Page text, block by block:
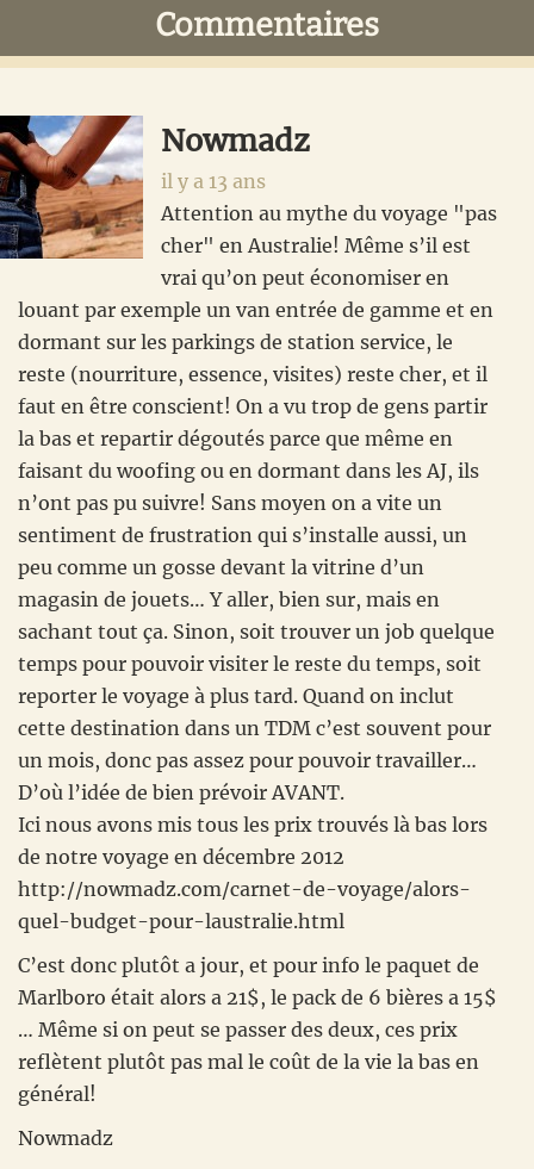
Interactions
du
Commentaires
Nowmadz
il y a 13 ans
Attention au mythe du voyage "pas
cher" en Australie! Même s’il est
vrai qu’on peut économiser en
louant par exemple un van entrée de gamme et en
dormant sur les parkings de station service, le
reste (nourriture, essence, visites) reste cher, et il
faut en être conscient! On a vu trop de gens partir
la bas et repartir dégoutés parce que même en
faisant du woofing ou en dormant dans les AJ, ils
n’ont pas pu suivre! Sans moyen on a vite un
sentiment de frustration qui s’installe aussi, un
peu comme un gosse devant la vitrine d’un
magasin de jouets… Y aller, bien sur, mais en
sachant tout ça. Sinon, soit trouver un job quelque
temps pour pouvoir visiter le reste du temps, soit
reporter le voyage à plus tard. Quand on inclut
cette destination dans un TDM c’est souvent pour
un mois, donc pas assez pour pouvoir travailler…
D’où l’idée de bien prévoir AVANT.
Ici nous avons mis tous les prix trouvés là bas lors
de notre voyage en décembre 2012
http://nowmadz.com/carnet-de-voyage/alors-
quel-budget-pour-laustralie.html
C’est donc plutôt a jour, et pour info le paquet de
Marlboro était alors a 21$, le pack de 6 bières a 15$
… Même si on peut se passer des deux, ces prix
reflètent plutôt pas mal le coût de la vie la bas en
général!
Nowmadz